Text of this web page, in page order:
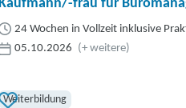
Kaufmann/-frau für
24 Wochen in Vollzeit inklusive
05.10.2026 (+ weitere)
Weiterbildung